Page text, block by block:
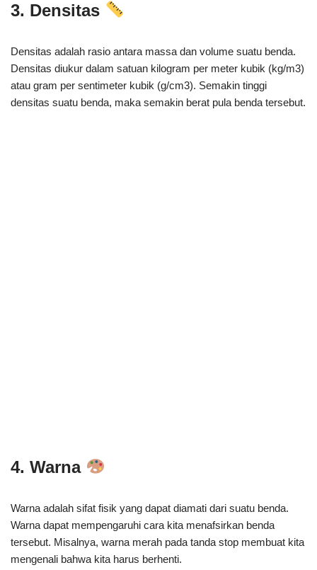
3. Densitas
Densitas adalah rasio antara massa dan volume suatu benda.
Densitas diukur dalam satuan kilogram per meter kubik (kg/m3)
atau gram per sentimeter kubik (g/cm3). Semakin tinggi
densitas suatu benda, maka semakin berat pula benda tersebut.
4. Warna
Warna adalah sifat fisik yang dapat diamati dari suatu benda.
Warna dapat mempengaruhi cara kita menafsirkan benda
tersebut. Misalnya, warna merah pada tanda stop membuat kita
mengenali bahwa kita harus berhenti.